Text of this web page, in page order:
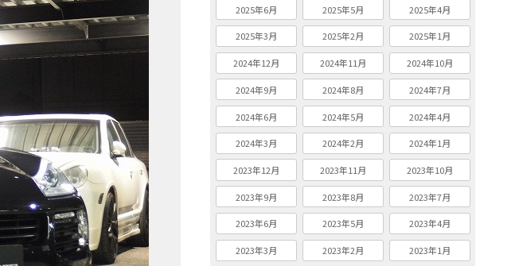
2025年6月 2025年5月 2025年4月
2025年3月 2025年2月 2025年1月
2024年12月 2024年11月 2024年10月
2024年9月 2024年8月 2024年7月
2024年6月 2024年5月 2024年4月
2024年3月 2024年2月 2024年1月
2023年12月 2023年11月 2023年10月
2023年9月 2023年8月 2023年7月
2023年6月 2023年5月 2023年4月
2023年3月 2023年2月 2023年1月